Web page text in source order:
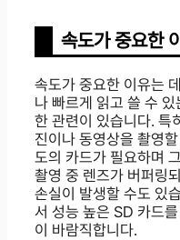
속도가 중요한
속도가 중요한 이유는
나 빠르게 읽고 쓸 수 있
한 관련이 있습니다. 특
진이나 동영상을 촬영
도의 카드가 필요하며
촬영 중 렌즈가 버퍼링
손실이 발생할 수도 있
서 성능 높은 SD 카드
이 바람직합니다.